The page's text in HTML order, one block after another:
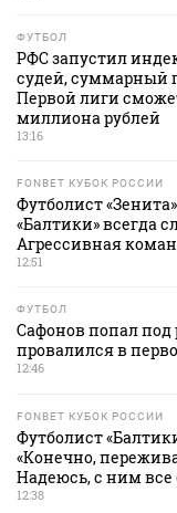
ФУТБОЛ
РФС запустил
судей, суммарный
Первой лиги
миллиона рублей
13:16
FONBET КУБОК РОССИИ
Футболист
«Балтики» всегда
Агрессивная
12:51
ФУТБОЛ
Сафонов попал под
провалился в
12:46
FONBET КУБОК РОССИИ
Футболист
«Конечно,
Надеюсь, с ним все
12:38